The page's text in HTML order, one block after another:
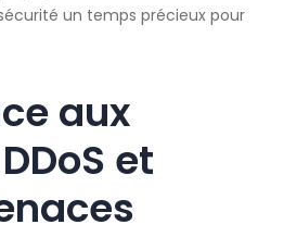
un temps précieux pour
aux
et